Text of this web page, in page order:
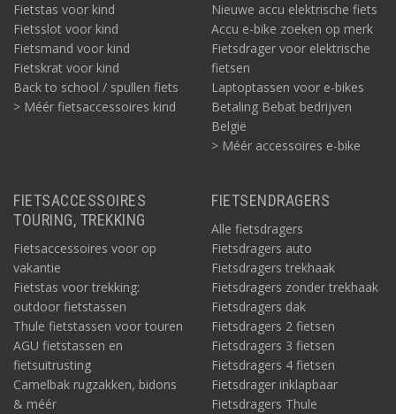
Fietstas voor kind
Fietsslot voor kind
Fietsmand voor kind
Fietskrat voor kind
Back to school / spullen fiets
> Méér fietsaccessoires kind
Nieuwe accu elektrische fiets
Accu e-bike zoeken op merk
Fietsdrager voor elektrische
fietsen
Laptoptassen voor e-bikes
Betaling Bebat bedrijven
België
> Méér accessoires e-bike
FIETSACCESSOIRES
TOURING, TREKKING
Fietsaccessoires voor op
vakantie
Fietstas voor trekking:
outdoor fietstassen
Thule fietstassen voor touren
AGU fietstassen en
fietsuitrusting
Camelbak rugzakken, bidons
& méér
FIETSENDRAGERS
Alle fietsdragers
Fietsdragers auto
Fietsdragers trekhaak
Fietsdragers zonder trekhaak
Fietsdragers dak
Fietsdragers 2 fietsen
Fietsdragers 3 fietsen
Fietsdragers 4 fietsen
Fietsdrager inklapbaar
Fietsdragers Thule